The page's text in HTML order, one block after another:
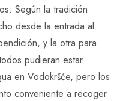
Según la tradición
desde la entrada al
y la otra para
pudieran estar
en Vodokršće, pero los
conveniente a recoger